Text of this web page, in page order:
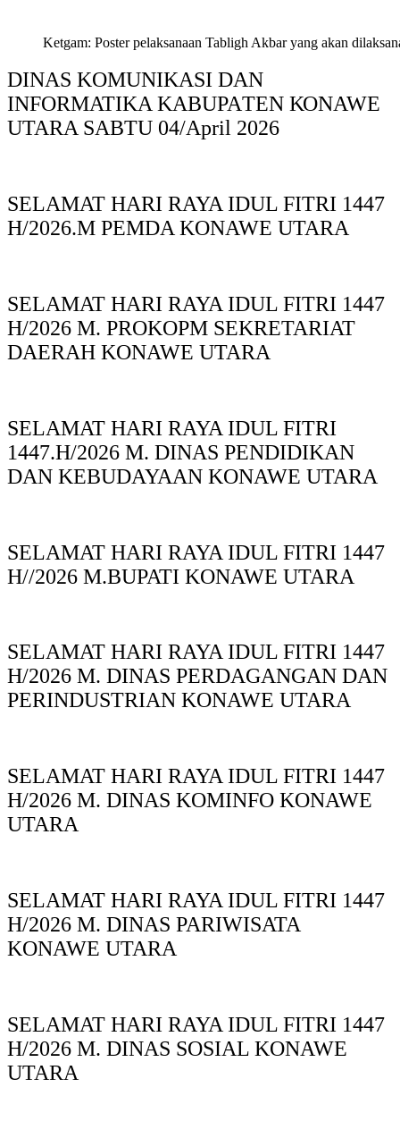
Ketgam: Poster pelaksanaan Tabligh Akbar yang akan
DINAS KOMUNIKASI DAN
INFORMATIKA KABUPAΤΕΝ ΚΟNAWE
UTARA SABTU 04/April 2026
SELAMAT HARI RAYA IDUL FITRI 1447
H/2026.M PEMDA KONAWE UTARA
SELAMAT HARI RAYA IDUL FITRI 1447
H/2026 M. PROKOPM SEKRETARIAT
DAERAH KONAWE UTARA
SELAMAT HARI RAYA IDUL FITRI
1447.H/2026 M. DINAS PENDIDIKAN
DAN KEBUDAYAAN KONAWE UTARA
SELAMAT HARI RAYA IDUL FITRI 1447
H//2026 M.BUPATI KONAWE UTARA
SELAMAT HARI RAYA IDUL FITRI 1447
H/2026 M. DINAS PERDAGANGAN DAN
PERINDUSTRIAN KONAWE UTARA
SELAMAT HARI RAYA IDUL FITRI 1447
H/2026 M. DINAS KOMINFO KONAWE
UTARA
SELAMAT HARI RAYA IDUL FITRI 1447
H/2026 M. DINAS PARIWISATA
KONAWE UTARA
SELAMAT HARI RAYA IDUL FITRI 1447
H/2026 M. DINAS SOSIAL KONAWE
UTARA